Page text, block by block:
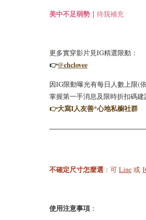
美中不足弱勢｜ 待我補充
更多實穿影片見IG精選限動：
👉@chclovee
因IG限動曝光有每日人數上限(
掌握第一手消息及限時折扣碼建
👉大寫I人友善*心地私櫥社群
不確定尺寸怎麼選 ：可 Line 或
使用注意事項 ：